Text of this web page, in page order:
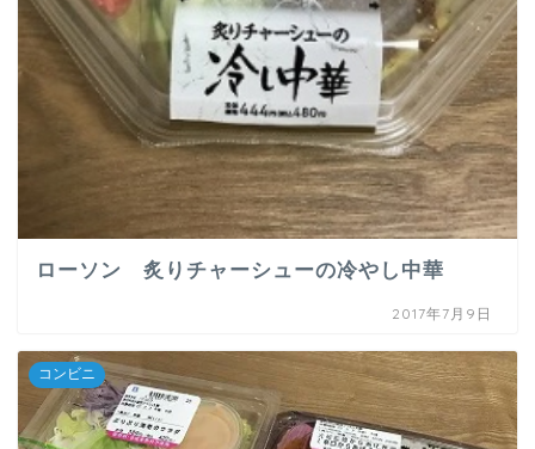
ローソン 炙りチャーシューの冷やし中華
2017年7月9日
コンビニ